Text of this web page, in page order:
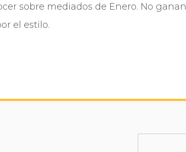
sobre mediados de Enero. No ganan
el estilo.